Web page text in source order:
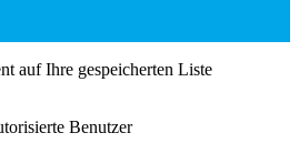
auf Ihre gespeicherten Liste
Benutzer